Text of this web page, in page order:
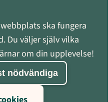
ska fungera
Du väljer själv vilka
om din upplevelse!
nödvändiga